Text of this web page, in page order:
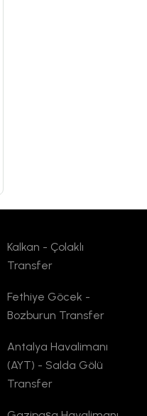
Kalkan - Çolaklı
Transfer
Fethiye Göcek -
Bozburun Transfer
Antalya Havalimanı
(AYT) - Salda Gölü
Transfer